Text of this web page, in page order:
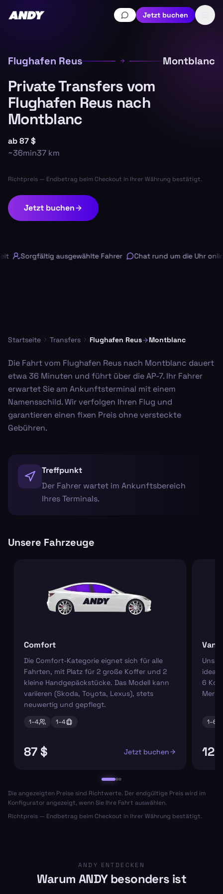
Jetzt buchen
Flughafen Reus Montblanc
Private Transfers vom
Flughafen Reus nach
Montblanc
ab87 $
~36min37 km
Richtpreis — Endbetrag beim Checkout in Ihrer Währung bestätigt.
Jetzt buchen
Sorgfältig ausgewählte Fahrer Chat rund um die Uhr online
Startseite Transfers Flughafen Reus Montblanc
Die Fahrt vom Flughafen Reus nach Montblanc dauert
etwa 36 Minuten und führt über die AP-7. Ihr Fahrer
erwartet Sie am Ankunftsterminal mit einem
Namensschild. Wir verfolgen Ihren Flug und
garantieren einen fixen Preis ohne versteckte
Gebühren.
Treffpunkt
Der Fahrer wartet im Ankunftsbereich
Ihres Terminals.
Unsere Fahrzeuge
Comfort
Die Comfort-Kategorie eignet sich für alle
Fahrten, mit Platz für 2 große Koffer und 2
kleine Handgepäckstücke. Das Modell kann
variieren (Skoda, Toyota, Lexus), stets
neuwertig und gepflegt.
1–4 1–4
87 $ Jetzt buchen
Van
ideal
6
1–6
Die angezeigten Preise sind Richtwerte. Der endgültige Preis wird im
Konfigurator angezeigt, wenn Sie Ihre Fahrt auswählen.
Richtpreis — Endbetrag beim Checkout in Ihrer Währung bestätigt.
ANDY ENTDECKEN
Warum ANDY besonders ist